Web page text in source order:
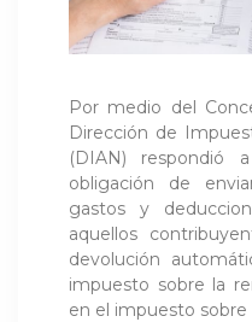
Por medio del
Dirección de
(DIAN) respondió
obligación de
gastos y
aquellos
devolución
impuesto sobre la
en el impuesto sobre